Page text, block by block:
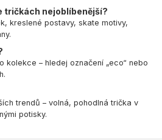
tričkách nejoblíbenější?
kreslené postavy, skate motivy,
kolekce – hledej označení „eco“ nebo
trendů – volná, pohodlná trička v
potisky.